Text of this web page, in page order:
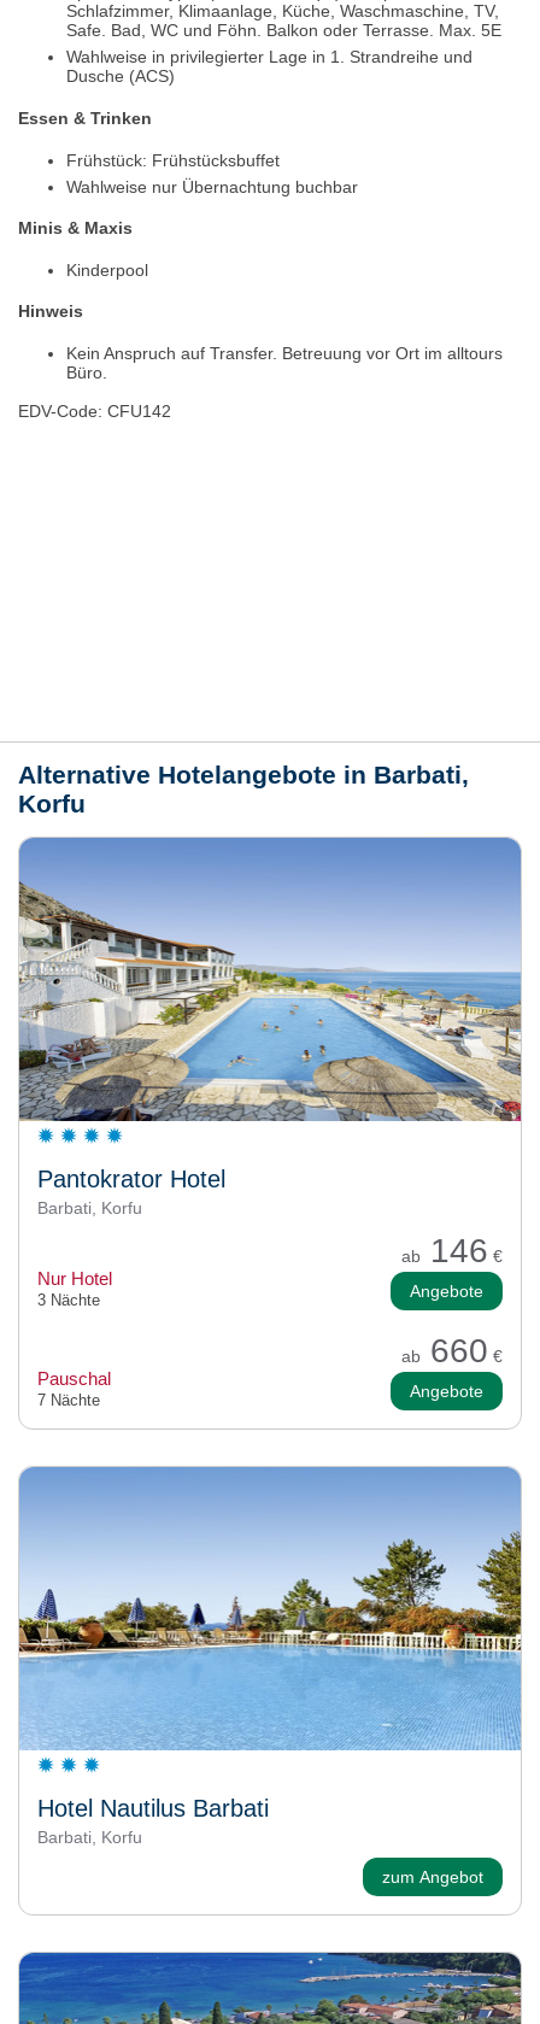
Schlafzimmer, Klimaanlage, Küche, Waschmaschine, TV,
Safe. Bad, WC und Föhn. Balkon oder Terrasse. Max. 5E
Wahlweise in privilegierter Lage in 1. Strandreihe und
Dusche (ACS)
Essen & Trinken
Frühstück: Frühstücksbuffet
Wahlweise nur Übernachtung buchbar
Minis & Maxis
Kinderpool
Hinweis
Kein Anspruch auf Transfer. Betreuung vor Ort im alltours
Büro.
EDV-Code: CFU142
Alternative Hotelangebote in Barbati,
Korfu
Pantokrator Hotel
Barbati, Korfu
ab 146 €
Nur Hotel
3 Nächte Angebote
ab 660 €
Pauschal
7 Nächte Angebote
Hotel Nautilus Barbati
Barbati, Korfu
zum Angebot